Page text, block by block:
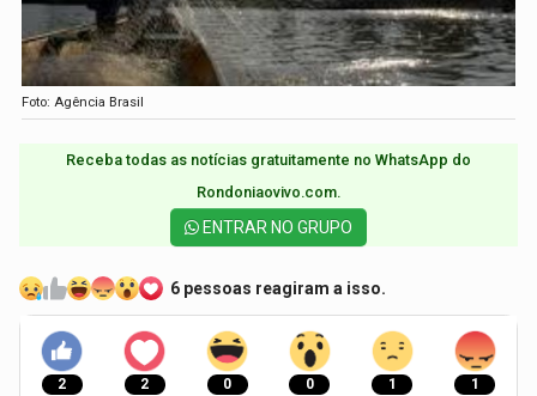
Foto: Agência Brasil
Receba todas as notícias gratuitamente no WhatsApp do
Rondoniaovivo.com.​
ENTRAR NO GRUPO
6 pessoas reagiram a isso.
2 2 0 0 1 1